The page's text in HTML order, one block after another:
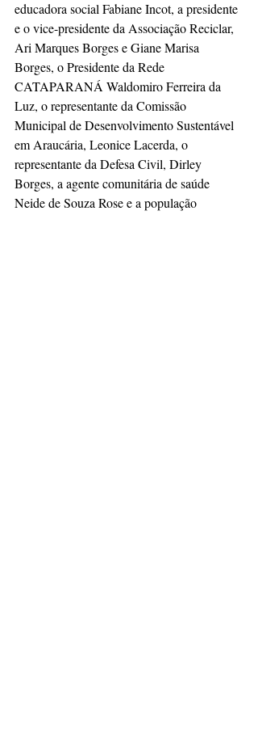
educadora social Fabiane Incot, a presidente
e o vice-presidente da Associação Reciclar,
Ari Marques Borges e Giane Marisa
Borges, o Presidente da Rede
CATAPARANÁ Waldomiro Ferreira da
Luz, o representante da Comissão
Municipal de Desenvolvimento Sustentável
em Araucária, Leonice Lacerda, o
representante da Defesa Civil, Dirley
Borges, a agente comunitária de saúde
Neide de Souza Rose e a população